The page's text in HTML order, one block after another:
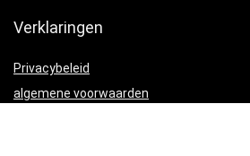
Verklaringen
Privacybeleid
algemene voorwaarden